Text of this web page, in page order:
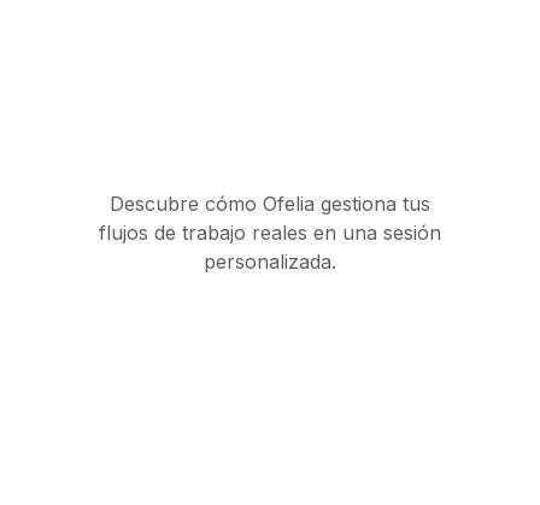
Descubre cómo Ofelia gestiona tus
flujos de trabajo reales en una sesión
personalizada.